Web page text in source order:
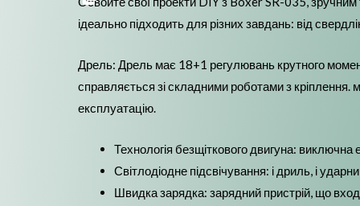
ідеально підходить для різних завдань: від
Дрель: Дрель має 18+1 регулювань крутного
справляється зі складними роботами з
експлуатацію.
Технологія безщіткового двигуна:
Світлодіодне підсвічування: і дриль, і
Швидка зарядка: зарядний пристрій, що